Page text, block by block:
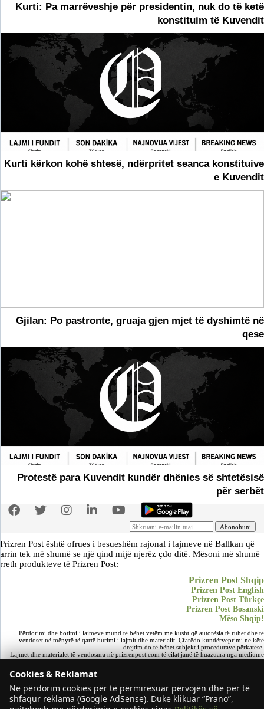
Kurti: Pa marrëveshje për presidentin, nuk do të ketë
konstituim të Kuvendit
Kurti kërkon kohë shtesë, ndërpritet seanca konstituive
e Kuvendit
Gjilan: Po pastronte, gruaja gjen mjet të dyshimtë në
qese
Protestë para Kuvendit kundër dhënies së shtetësisë
për serbët
Prizren Post është ofrues i besueshëm rajonal i lajmeve në Ballkan që
arrin tek më shumë se një qind mijë njerëz çdo ditë. Mësoni më shumë
rreth produkteve të Prizren Post:
Prizren Post Shqip
Prizren Post English
Prizren Post Türkçe
Prizren Post Bosanski
Mëso Shqip!
Përdorimi dhe botimi i lajmeve mund të bëhet vetëm me kusht që autorësia të ruhet dhe të
vendoset në mënyrë të qartë burimi i lajmit dhe materialit. Çfarëdo kundërveprimi në këtë
drejtim do të bëhet subjekt i procedurave përkatëse.
Lajmet dhe materialet të vendosura në prizrenpost.com të cilat janë të huazuara nga mediume
apo portale të tjera mbeten e drejtë e patjetërsueshme e mediumeve përkatëse.
Copyright © 2011- 2026 Prizren Post. Të gjitha të drejtat e rezervuara. Dizajnuar nga
Prizren Post
Cookies & Reklamat
Ne përdorim cookies për të përmirësuar përvojën dhe për të
shfaqur reklama (Google AdSense). Duke klikuar “Prano”,